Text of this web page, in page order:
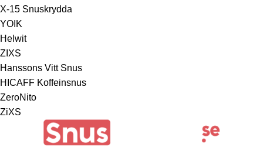
X-15 Snuskrydda
YOIK
Helwit
ZIXS
Hanssons Vitt Snus
HICAFF Koffeinsnus
ZeroNito
ZiXS